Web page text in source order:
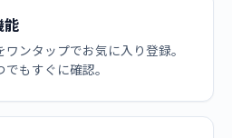
能
ンタップでお気に入り登録。
もすぐに確認。